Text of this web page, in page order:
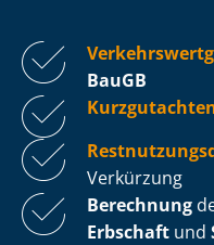
BauGB
Verkürzung
Berechnung
Erbschaft und